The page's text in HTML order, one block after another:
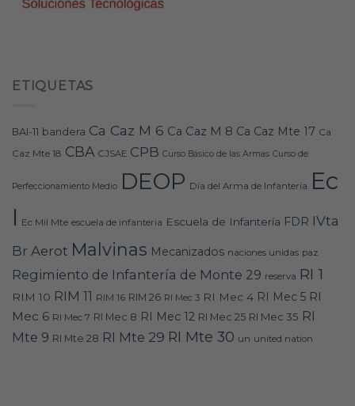
ETIQUETAS
BAI-11 bandera Ca Caz M 6 Ca Caz M 8 Ca Caz Mte 17 Ca
Caz Mte 18 CBA CJSAE CPB Curso Básico de las Armas Curso de
Perfeccionamiento Medio DEOP Día del Arma de Infantería Ec
I Ec Mil Mte escuela de infanteria Escuela de Infantería FDR IVta
Br Aerot Malvinas Mecanizados naciones unidas paz
Regimiento de Infantería de Monte 29 reserva RI 1
RIM 10 RIM 11 RIM 16 RIM 26 RI Mec 3 RI Mec 4 RI Mec 5 RI
Mec 6 RI Mec 7 RI Mec 8 RI Mec 12 RI Mec 25 RI Mec 35 RI
Mte 9 RI Mte 28 RI Mte 29 RI Mte 30 un united nation